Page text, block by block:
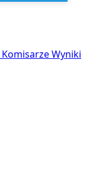
KomisarzeWyniki